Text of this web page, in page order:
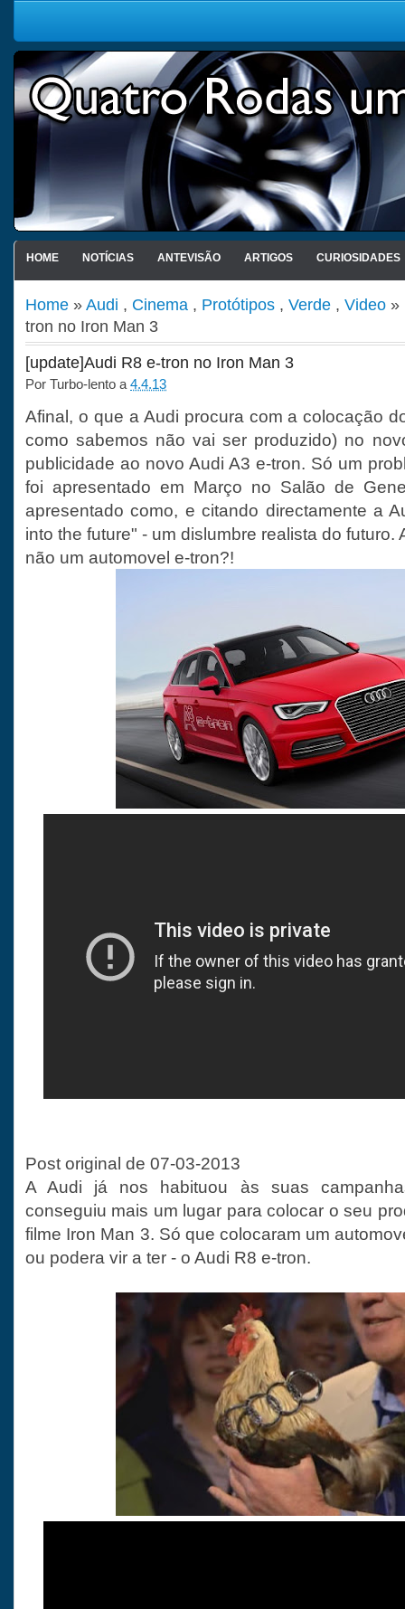
HOME NOTÍCIAS ANTEVISÃO ARTIGOS CURIOSIDADES
Home »Audi , Cinema , Protótipos , Verde , Video »
tron no Iron Man 3
[update]Audi R8 e-tron no Iron Man 3
Por Turbo-lento a 4.4.13
Afinal, o que a Audi procura com a colocação
como sabemos não vai ser produzido) no
publicidade ao novo Audi A3 e-tron. Só um
foi apresentado em Março no Salão de
apresentado como, e citando directamente a
into the future" - um dislumbre realista do futuro.
não um automovel e-tron?!
Post original de 07-03-2013
A Audi já nos habituou às suas
conseguiu mais um lugar para colocar o seu
filme Iron Man 3. Só que colocaram um
ou podera vir a ter - o Audi R8 e-tron.